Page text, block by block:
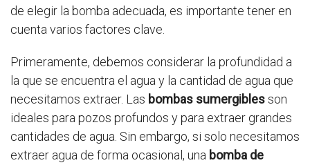
de elegir la bomba adecuada, es importante tener en
cuenta varios factores clave.
Primeramente, debemos considerar la profundidad a
la que se encuentra el agua y la cantidad de agua que
necesitamos extraer. Las bombas sumergiblesson
ideales para pozos profundos y para extraer grandes
cantidades de agua. Sin embargo, si solo necesitamos
extraer agua de forma ocasional, una bomba de